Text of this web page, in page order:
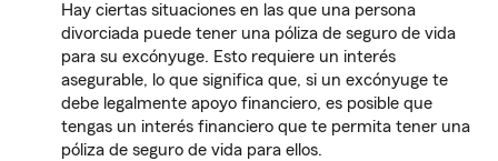
Hay ciertas situaciones en las que una persona
divorciada puede tener una póliza de seguro de vida
para su excónyuge. Esto requiere un interés
asegurable, lo que significa que, si un excónyuge te
debe legalmente apoyo financiero, es posible que
tengas un interés financiero que te permita tener una
póliza de seguro de vida para ellos.